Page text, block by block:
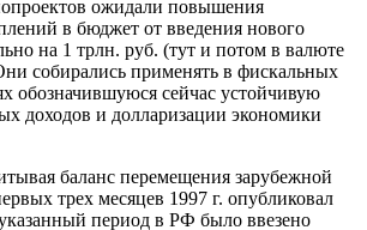
ожидали повышения
в бюджет от введения нового
на 1 трлн. руб. (тут и потом в валюте
собирались применять в фискальных
обозначившуюся сейчас устойчивую
доходов и долларизации экономики
баланс перемещения зарубежной
трех месяцев 1997 г. опубликовал
период в РФ было ввезено